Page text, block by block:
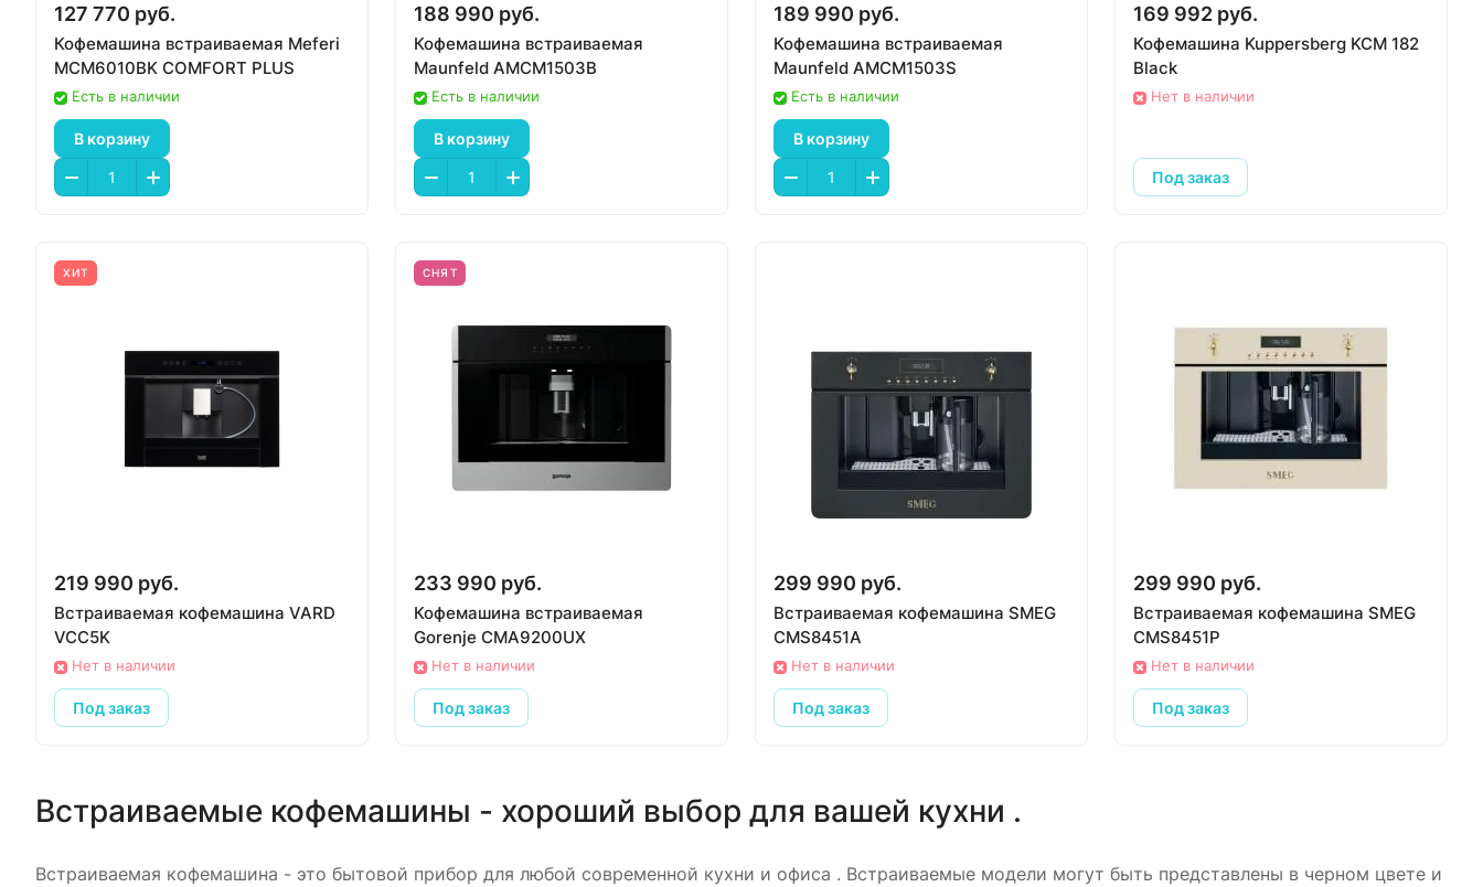
127 770 руб.
Кофемашина встраиваемая Meferi
MCM6010BK COMFORT PLUS
Есть в наличии
В корзину
188 990 руб.
Кофемашина встраиваемая
Maunfeld AMCM1503B
Есть в наличии
В корзину
189 990 руб.
Кофемашина встраиваемая
Maunfeld AMCM1503S
Есть в наличии
В корзину
169 992 руб.
Кофемашина Kuppersberg KCM 182
Black
Нет в наличии
Под заказ
ХИТ
219 990 руб.
Встраиваемая кофемашина VARD
VCC5K
Нет в наличии
Под заказ
СНЯТ
233 990 руб.
Кофемашина встраиваемая
Gorenje CMA9200UX
Нет в наличии
Под заказ
299 990 руб.
Встраиваемая кофемашина SMEG
CMS8451A
Нет в наличии
Под заказ
299 990 руб.
Встраиваемая кофемашина SMEG
CMS8451P
Нет в наличии
Под заказ
Встраиваемые кофемашины - хороший выбор для вашей кухни .
Встраиваемая кофемашина - это бытовой прибор для любой современной кухни и офиса . Встраиваемые модели могут быть представлены в черном цвете и